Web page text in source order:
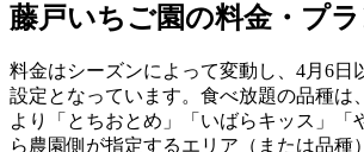
藤戸いちご園の料金・プ
料金はシーズンによって変動し、4月6日
設定となっています。食べ放題の品種は
より「とちおとめ」「いばらキッス」「
ら農園側が指定するエリア（または品種